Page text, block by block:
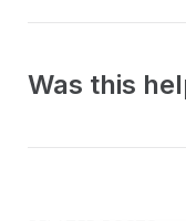
Was this